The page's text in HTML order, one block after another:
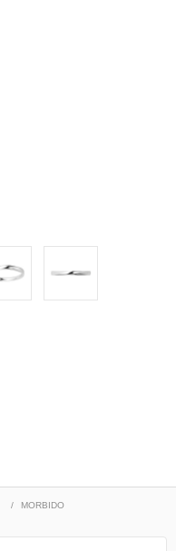
MORBIDO